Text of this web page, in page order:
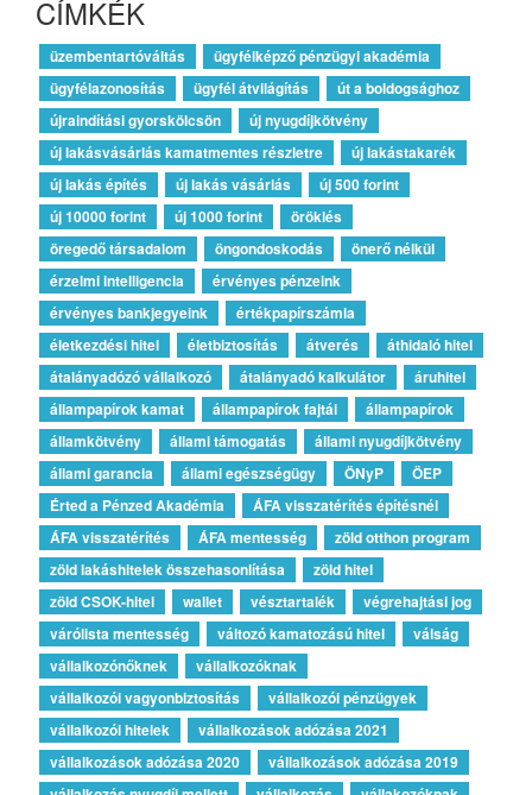
CÍMKÉK
üzembentartóváltás
ügyfélképző pénzügyi akadémia
ügyfélazonosítás
ügyfél átvilágítás
út a boldogsághoz
újraindítási gyorskölcsön
új nyugdíjkötvény
új lakásvásárlás kamatmentes részletre
új lakástakarék
új lakás építés
új lakás vásárlás
új 500 forint
új 10000 forint
új 1000 forint
öröklés
öregedő társadalom
öngondoskodás
önerő nélkül
érzelmi intelligencia
érvényes pénzeink
érvényes bankjegyeink
értékpapírszámla
életkezdési hitel
életbiztosítás átverés
áthidaló hitel
átalányadózó vállalkozó
átalányadó kalkulátor
áruhitel
állampapírok kamat
állampapírok fajtái
állampapírok
államkötvény
állami támogatás
állami nyugdíjkötvény
állami garancia
állami egészségügy ÖNyP
ÖEP
Érted a Pénzed Akadémia
ÁFA visszatérítés építésnél
ÁFA visszatérítés
ÁFA mentesség
zöld otthon program
zöld lakáshitelek összehasonlítása
zöld hitel
zöld CSOK-hitel
wallet vésztartalék
végrehajtási jog
várólista mentesség
változó kamatozású hitel
válság
vállalkozónőknek
vállalkozóknak
vállalkozói vagyonbiztosítás
vállalkozói pénzügyek
vállalkozói hitelek
vállalkozások adózása 2021
vállalkozások adózása 2020
vállalkozások adózása 2019